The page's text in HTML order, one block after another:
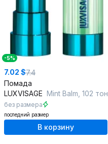
-5%
7.02 $7.4
Помада
LUXVISAGE Mint Balm, 102 тон
без размера
последний размер
В корзину